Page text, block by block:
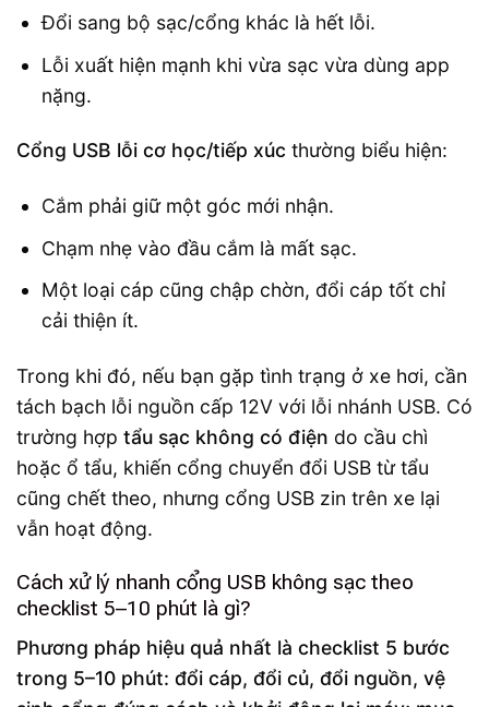
Đổi sang bộ sạc/cổng khác là hết lỗi.
Lỗi xuất hiện mạnh khi vừa sạc vừa dùng app
nặng.
Cổng USB lỗi cơ học/tiếp xúc thường biểu hiện:
Cắm phải giữ một góc mới nhận.
Chạm nhẹ vào đầu cắm là mất sạc.
Một loại cáp cũng chập chờn, đổi cáp tốt chỉ
cải thiện ít.
Trong khi đó, nếu bạn gặp tình trạng ở xe hơi, cần
tách bạch lỗi nguồn cấp 12V với lỗi nhánh USB. Có
trường hợp tẩu sạc không có điện do cầu chì
hoặc ổ tẩu, khiến cổng chuyển đổi USB từ tẩu
cũng chết theo, nhưng cổng USB zin trên xe lại
vẫn hoạt động.
Cách xử lý nhanh cổng USB không sạc theo
checklist 5–10 phút là gì?
Phương pháp hiệu quả nhất là checklist 5 bước
trong 5–10 phút: đổi cáp, đổi củ, đổi nguồn, vệ